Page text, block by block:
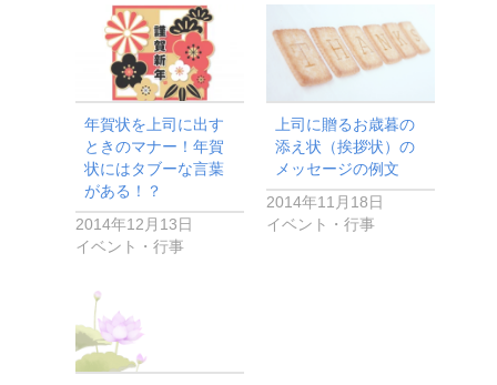
年賀状を上司に出す
ときのマナー！年賀
状にはタブーな言葉
がある！？
2014年12月13日
イベント・行事
上司に贈るお歳暮の
添え状（挨拶状）の
メッセージの例文
2014年11月18日
イベント・行事